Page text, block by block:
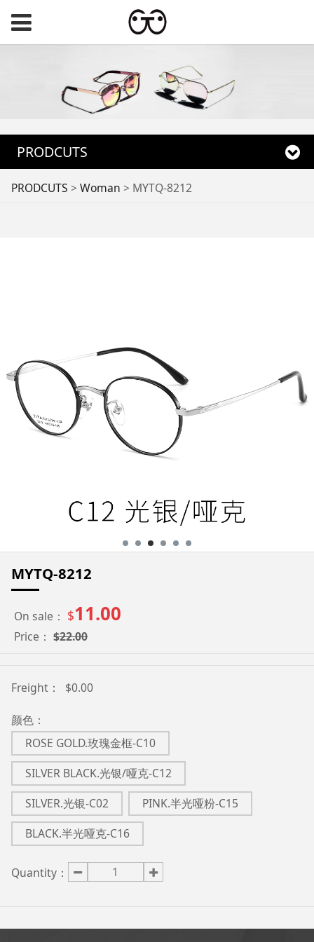
PRODCUTS
MYTQ-8212
PRODCUTS > Woman > MYTQ-8212
MYTQ-8212
On sale： $11.00
Price：$22.00
Freight： $0.00
颜色：
ROSE GOLD.玫瑰金框-C10
SILVER BLACK.光银/哑克-C12
SILVER.光银-C02
PINK.半光哑粉-C15
BLACK.半光哑克-C16
Quantity：